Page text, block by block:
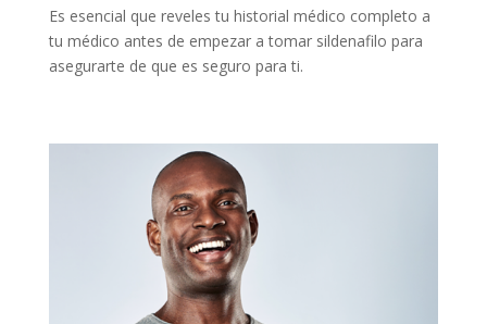
Es esencial que reveles tu historial médico completo a
tu médico antes de empezar a tomar sildenafilo para
asegurarte de que es seguro para ti.